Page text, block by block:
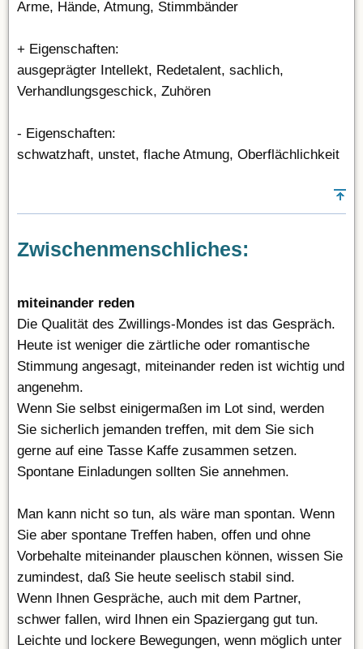
Arme, Hände, Atmung, Stimmbänder
+ Eigenschaften:
ausgeprägter Intellekt, Redetalent, sachlich,
Verhandlungsgeschick, Zuhören
- Eigenschaften:
schwatzhaft, unstet, flache Atmung, Oberflächlichkeit
Zwischenmenschliches:
miteinander reden
Die Qualität des Zwillings-Mondes ist das Gespräch.
Heute ist weniger die zärtliche oder romantische
Stimmung angesagt, miteinander reden ist wichtig und
angenehm.
Wenn Sie selbst einigermaßen im Lot sind, werden
Sie sicherlich jemanden treffen, mit dem Sie sich
gerne auf eine Tasse Kaffe zusammen setzen.
Spontane Einladungen sollten Sie annehmen.
Man kann nicht so tun, als wäre man spontan. Wenn
Sie aber spontane Treffen haben, offen und ohne
Vorbehalte miteinander plauschen können, wissen Sie
zumindest, daß Sie heute seelisch stabil sind.
Wenn Ihnen Gespräche, auch mit dem Partner,
schwer fallen, wird Ihnen ein Spaziergang gut tun.
Leichte und lockere Bewegungen, wenn möglich unter